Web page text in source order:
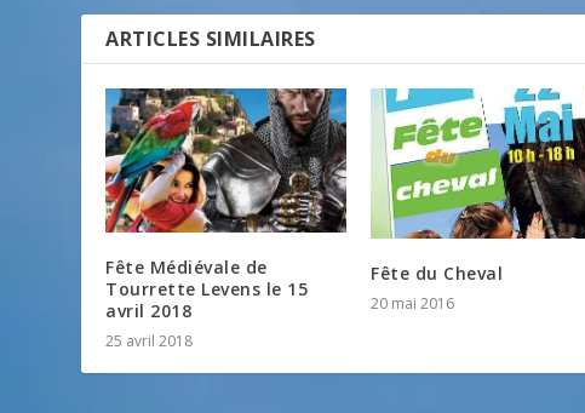
ARTICLES SIMILAIRES
Fête Médiévale de
Tourrette Levens le 15
avril 2018
25 avril 2018
Fête du Cheval
20 mai 2016